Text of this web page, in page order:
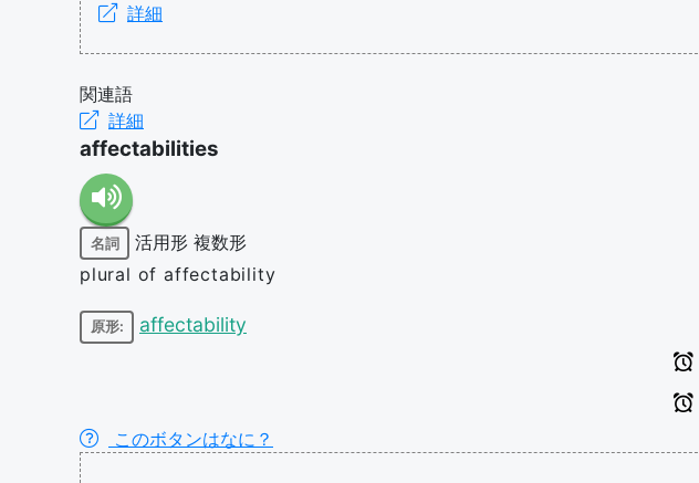
詳細
関連語
詳細
affectabilities
名詞 活用形 複数形
plural of affectability
原形: affectability
このボタンはなに？